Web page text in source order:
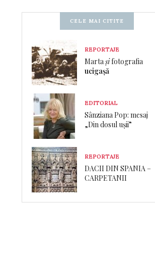
CELE MAI CITITE
REPORTAJE
Martașifotografia
ucigașă
EDITORIAL
Sânziana Pop: mesaj
„Din dosul ușii”
REPORTAJE
DACII DIN SPANIA –
CARPETANII